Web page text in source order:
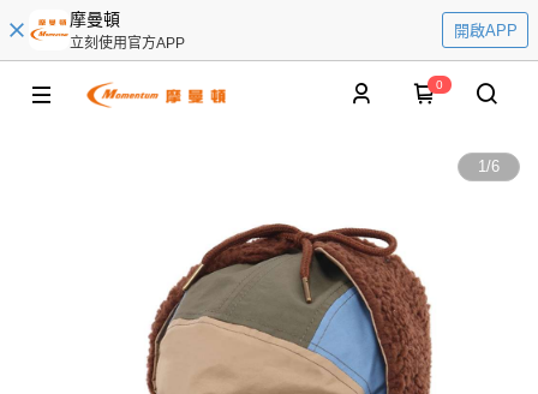
摩曼頓
立刻使用官方APP
開啟APP
0
1/6